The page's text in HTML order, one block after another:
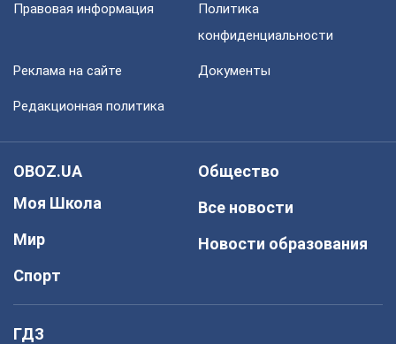
Правовая информация
Политика
конфиденциальности
Реклама на сайте Документы
Редакционная политика
OBOZ.UA
Моя Школа
Мир
Спорт
Общество
Все новости
Новости образования
ГДЗ